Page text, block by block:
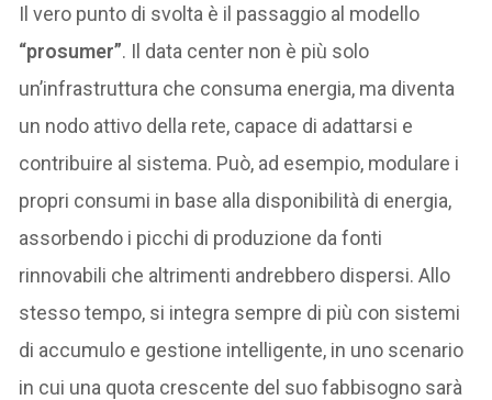
Il vero punto di svolta è il passaggio al modello
“prosumer”. Il data center non è più solo
un’infrastruttura che consuma energia, ma diventa
un nodo attivo della rete, capace di adattarsi e
contribuire al sistema. Può, ad esempio, modulare i
propri consumi in base alla disponibilità di energia,
assorbendo i picchi di produzione da fonti
rinnovabili che altrimenti andrebbero dispersi. Allo
stesso tempo, si integra sempre di più con sistemi
di accumulo e gestione intelligente, in uno scenario
in cui una quota crescente del suo fabbisogno sarà